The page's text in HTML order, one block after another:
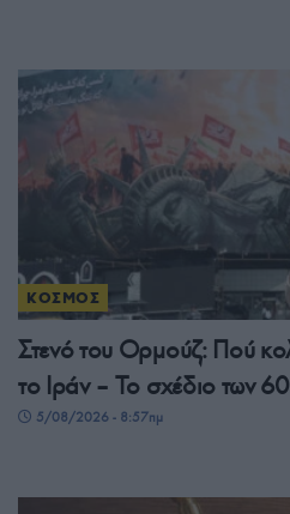
ΚΟΣΜΟΣ
Στενό του Ορμούζ: Πού
το Ιράν – Το σχέδιο των
5/08/2026 - 8:57πμ